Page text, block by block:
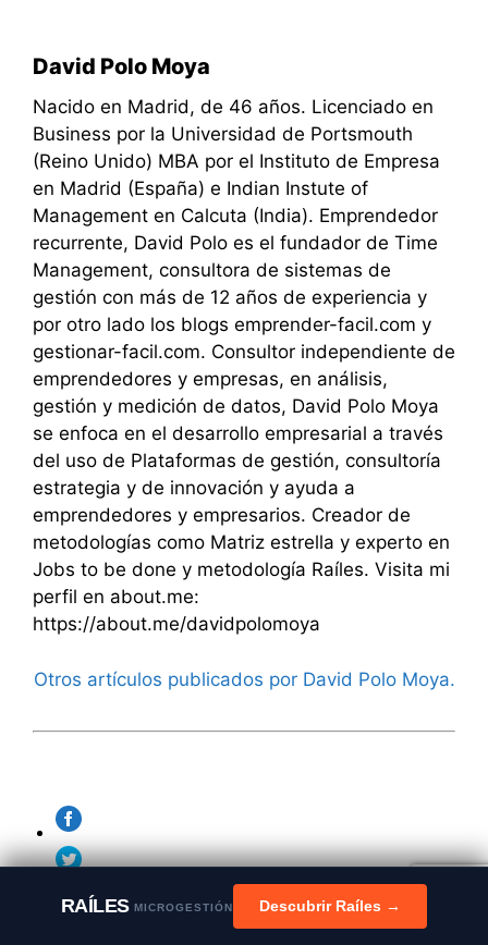
David Polo Moya
Nacido en Madrid, de 46 años. Licenciado en
Business por la Universidad de Portsmouth
(Reino Unido) MBA por el Instituto de Empresa
en Madrid (España) e Indian Instute of
Management en Calcuta (India). Emprendedor
recurrente, David Polo es el fundador de Time
Management, consultora de sistemas de
gestión con más de 12 años de experiencia y
por otro lado los blogs emprender-facil.com y
gestionar-facil.com. Consultor independiente de
emprendedores y empresas, en análisis,
gestión y medición de datos, David Polo Moya
se enfoca en el desarrollo empresarial a través
del uso de Plataformas de gestión, consultoría
estrategia y de innovación y ayuda a
emprendedores y empresarios. Creador de
metodologías como Matriz estrella y experto en
Jobs to be done y metodología Raíles. Visita mi
perfil en about.me:
https://about.me/davidpolomoya
Otros artículos publicados por David Polo Moya.
RAÍLESMICROGESTIÓN Descubrir Raíles →